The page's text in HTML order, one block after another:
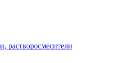
растворосмесители